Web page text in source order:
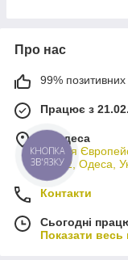
Про нас
99% позитивних
Працює з
м. Одеса
вулиця
65012, Одеса,
Контакти
Сьогодні
Показати весь
КНОПКА
ЗВ'ЯЗКУ